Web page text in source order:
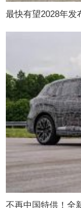
最快有望2028年发
不再中国特供！全